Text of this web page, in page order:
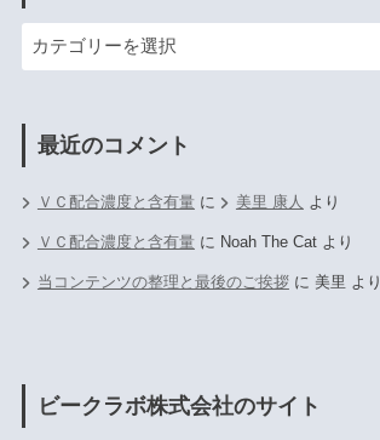
最近のコメント
ＶＣ配合濃度と含有量に 美里 康人 より
ＶＣ配合濃度と含有量に Noah The Catより
当コンテンツの整理と最後のご挨拶に 美里 より
ビークラボ株式会社のサイト